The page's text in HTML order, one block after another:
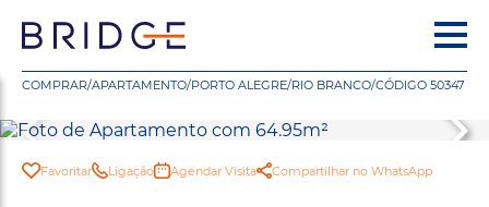
COMPRAR/APARTAMENTO/PORTO ALEGRE/RIO BRANCO/CÓDIGO 50347
Favoritar Ligação Agendar Visita Compartilhar no WhatsApp